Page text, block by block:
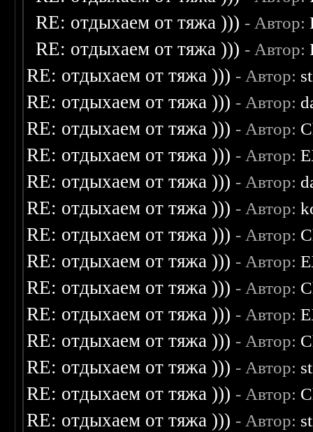
RE: отдыхаем от тяжа ))) - Автор:
RE: отдыхаем от тяжа ))) - Автор:
RE: отдыхаем от тяжа ))) - Автор:
RE: отдыхаем от тяжа ))) - Автор:
RE: отдыхаем от тяжа ))) - Автор:
RE: отдыхаем от тяжа ))) - Автор:
RE: отдыхаем от тяжа ))) - Автор:
RE: отдыхаем от тяжа ))) - Автор:
RE: отдыхаем от тяжа ))) - Автор:
RE: отдыхаем от тяжа ))) - Автор:
RE: отдыхаем от тяжа ))) - Автор:
RE: отдыхаем от тяжа ))) - Автор:
RE: отдыхаем от тяжа ))) - Автор:
RE: отдыхаем от тяжа ))) - Автор:
RE: отдыхаем от тяжа ))) - Автор:
RE: отдыхаем от тяжа ))) - Автор: